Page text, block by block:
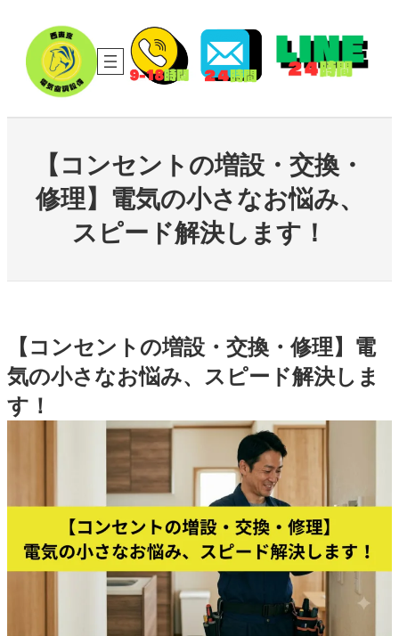
プ
【コンセントの増設・交換・
修理】電気の小さなお悩み、
スピード解決します！
【コンセントの増設・交換・修理】電
気の小さなお悩み、スピード解決しま
す！